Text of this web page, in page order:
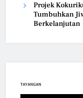
Projek
Tumbuhkan
Berkelanjutan
TAYANGAN